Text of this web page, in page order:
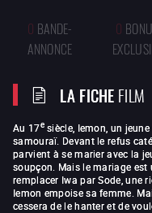
0 BANDE-
ANNONCE
0
LA FICHEFILM
Au 17esiècle, Iemon, un
samouraï. Devant le refus
parvient à se marier avec la
soupçon. Mais le mariage
remplacer Iwa par Sode, une
Iemon empoise sa femme.
cessera de le hanter et de